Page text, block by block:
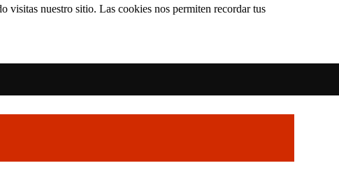
visitas nuestro sitio. Las cookies nos permiten recordar tus